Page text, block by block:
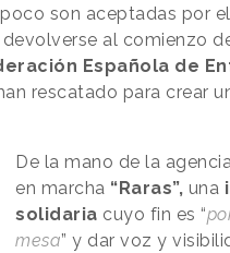
son aceptadas por
al comienzo
Española de
rescatado para crear
De la mano de la
en marcha “Raras”, una
solidaria cuyo fin es “
mesa” y dar voz y